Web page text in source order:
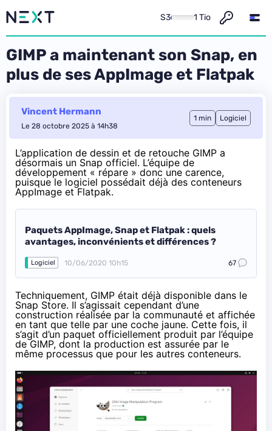
S3 1 Tio
GIMP a maintenant son Snap, en
plus de ses AppImage et Flatpak
Vincent Hermann
Le 28 octobre 2025 à 14h38
1 min Logiciel
L’application de dessin et de retouche GIMP a
désormais un Snap officiel. L’équipe de
développement « répare » donc une carence,
puisque le logiciel possédait déjà des conteneurs
AppImage et Flatpak.
Paquets AppImage, Snap et Flatpak : quels
avantages, inconvénients et différences ?
Logiciel 10/06/2020 10h15 67
Techniquement, GIMP était déjà disponible dans le
Snap Store. Il s’agissait cependant d’une
construction réalisée par la communauté et affichée
en tant que telle par une coche jaune. Cette fois, il
s’agit d’un paquet officiellement produit par l’équipe
de GIMP, dont la production est assurée par le
même processus que pour les autres conteneurs.